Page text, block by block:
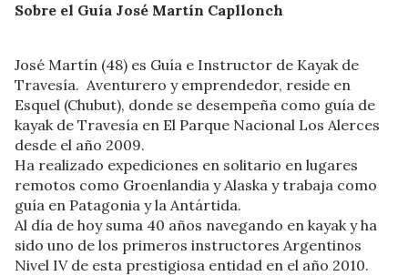
Sobre el Guía José Martín Capllonch
José Martín (48) es Guía e Instructor de Kayak de
Travesía. Aventurero y emprendedor, reside en
Esquel (Chubut), donde se desempeña como guía de
kayak de Travesía en El Parque Nacional Los Alerces
desde el año 2009.
Ha realizado expediciones en solitario en lugares
remotos como Groenlandia y Alaska y trabaja como
guía en Patagonia y la Antártida.
Al día de hoy suma 40 años navegando en kayak y ha
sido uno de los primeros instructores Argentinos
Nivel IV de esta prestigiosa entidad en el año 2010.